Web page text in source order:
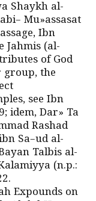
Shaykh al-
Mu»assasat
Ibn
Jahmis (al-
of God
group, the
see Ibn
idem, Dar» Ta
Rashad
Sa–ud al-
Talbis al-
(n.p.:
Expounds on